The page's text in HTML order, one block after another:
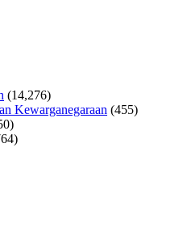
(14,276)
Kewarganegaraan (455)